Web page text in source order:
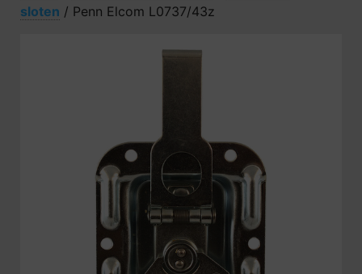
sloten / Penn Elcom L0737/43z